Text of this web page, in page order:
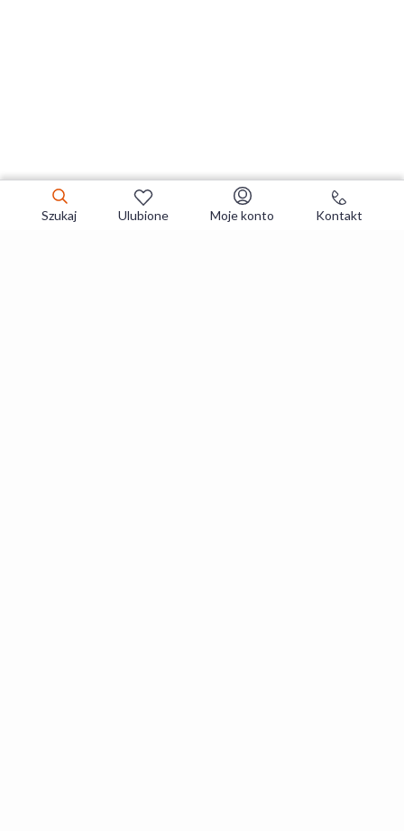
Szukaj Ulubione Moje konto Kontakt